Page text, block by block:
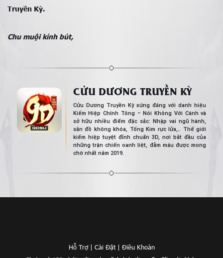
Truyền Kỳ.
Chu muội kính bút,
CỬU DƯƠNG TRUYỀN KỲ
Cửu Dương Truyền Kỳ xứng đáng với danh hiệu
Kiếm Hiệp Chính Tông – Nói Không Với Cánh và
sở hữu nhiều điểm đặc sắc: Nhập vai ngũ hành,
săn đồ không khóa, Tống Kim rực lửa,.. Thế giới
kiếm hiệp tuyệt đỉnh chuẩn 3D, nơi bắt đầu của
những trận chiến oanh liệt, đẫm máu được mong
chờ nhất năm 2019.
Hỗ Trợ| Cài Đặt| Điều Khoản